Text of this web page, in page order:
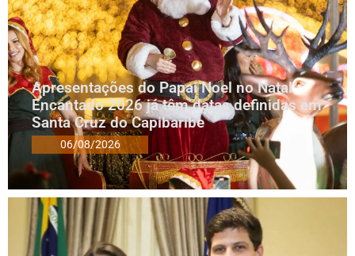
Apresentações do Papai Noel no Natal
Encantado 2026 já têm datas definidas em
Santa Cruz do Capibaribe
06/08/2026